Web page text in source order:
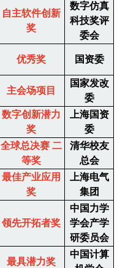
自主软件创新
奖
数字仿真
科技奖评
委会
优秀奖 国资委
主会场项目
国家发改
委
数字创新潜力
奖
上海国资
委
全球总决赛 二
等奖
清华校友
总会
最佳产业应用
奖
上海电气
集团
领先开拓者奖
中国力学
学会产学
研委员会
最具潜力奖
中国计算